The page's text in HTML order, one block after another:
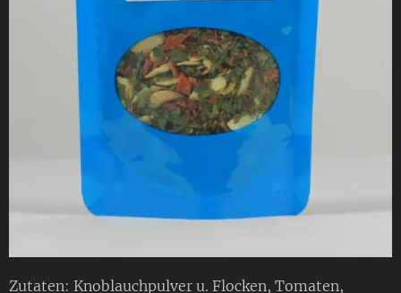
Zutaten: Knoblauchpulver u. Flocken, Tomaten,